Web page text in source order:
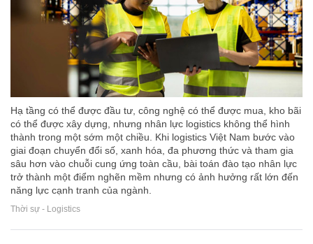
Hạ tầng có thể được đầu tư, công nghệ có thể được mua, kho bãi
có thể được xây dựng, nhưng nhân lực logistics không thể hình
thành trong một sớm một chiều. Khi logistics Việt Nam bước vào
giai đoạn chuyển đổi số, xanh hóa, đa phương thức và tham gia
sâu hơn vào chuỗi cung ứng toàn cầu, bài toán đào tạo nhân lực
trở thành một điểm nghẽn mềm nhưng có ảnh hưởng rất lớn đến
năng lực cạnh tranh của ngành.
Thời sự - Logistics